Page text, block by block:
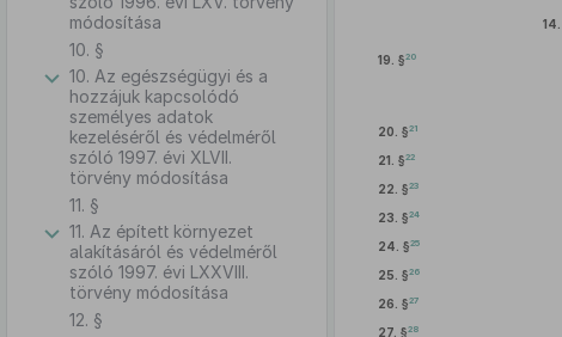
módosítása
10. §
10. Az egészségügyi és a
hozzájuk kapcsolódó
személyes adatok
kezeléséről és védelméről
szóló 1997. évi XLVII.
törvény módosítása
11. §
11. Az épített környezet
alakításáról és védelméről
szóló 1997. évi LXXVIII.
törvény módosítása
12. §
14.
19. §20
20. §21
21. §22
22. §23
23. §24
24. §25
25. §26
26. §27
27. §28